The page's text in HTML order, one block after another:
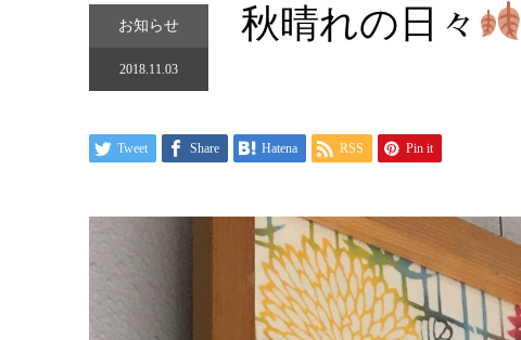
お知らせ
2018.11.03
秋晴れの日々
Tweet Share Hatena RSS Pin it